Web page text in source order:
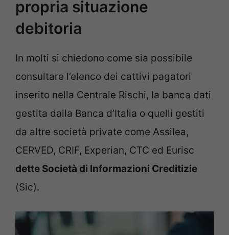
propria situazione
debitoria
In molti si chiedono come sia possibile
consultare l’elenco dei cattivi pagatori
inserito nella Centrale Rischi, la banca dati
gestita dalla Banca d’Italia o quelli gestiti
da altre società private come Assilea,
CERVED, CRIF, Experian, CTC ed Eurisc
dette Società di Informazioni Creditizie
(Sic).